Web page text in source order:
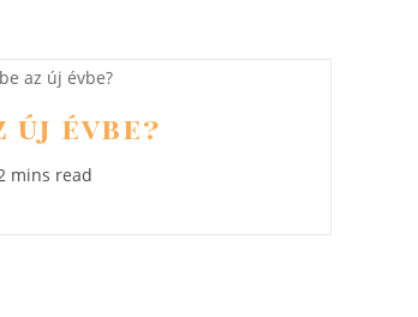
SEARCH
új évbe?
mins read